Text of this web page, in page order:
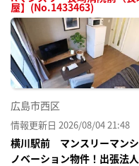
屋】(No.1433463)
広島市西区
情報更新日 2026/08/04 21:48
横川駅前 マンスリーマン
ノベーション物件！出張法